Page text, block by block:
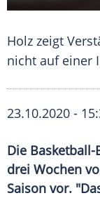
Holz zeigt
nicht auf einer
23.10.2020 -
Die
drei Wochen
Saison vor.